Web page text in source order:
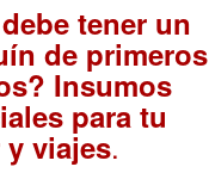
tener un
de primeros
Insumos
para tu
viajes.